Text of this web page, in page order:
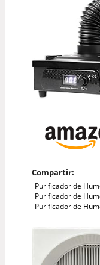
Compartir:
Purificador de
Purificador de
Purificador de